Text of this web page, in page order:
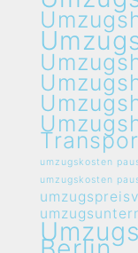
umzugskosten
umzugskosten